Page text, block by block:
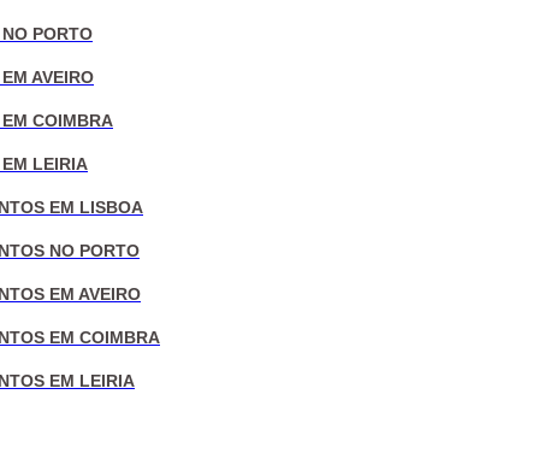
PORTO
AVEIRO
COIMBRA
LEIRIA
EM LISBOA
NO PORTO
EM AVEIRO
EM COIMBRA
EM LEIRIA